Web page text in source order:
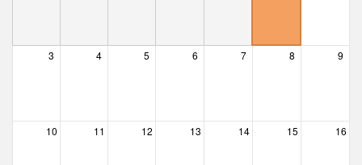
Csobánka
3 4 5 6 7 8 9
10 11 12 13 14 15 16